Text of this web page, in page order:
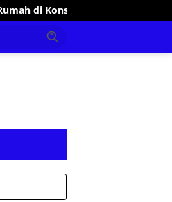
Tanggap Bencana, Wakil Bupati